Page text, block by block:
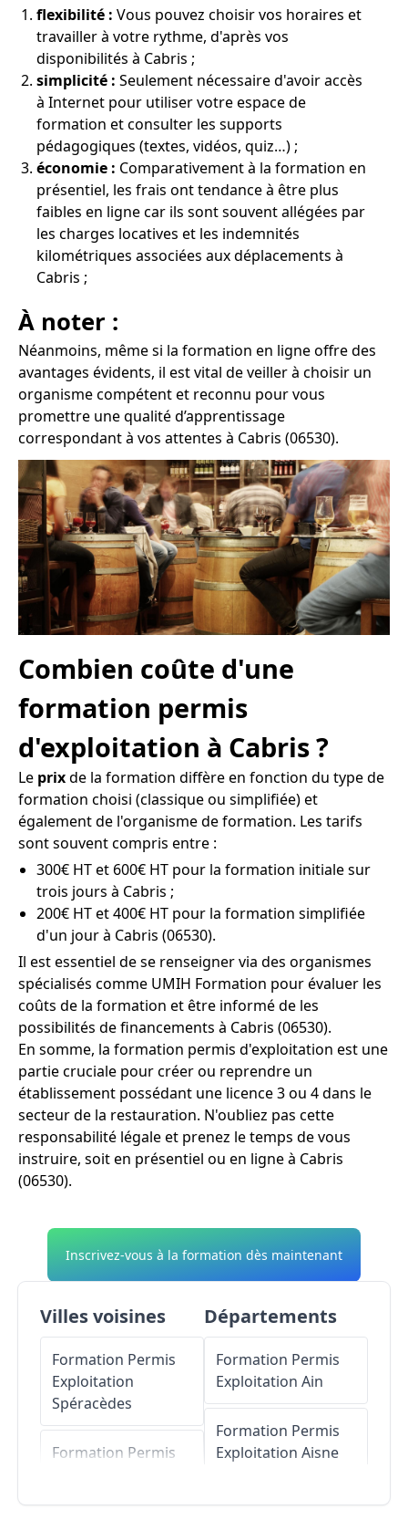
flexibilité : Vous pouvez choisir vos horaires et
travailler à votre rythme, d'après vos
disponibilités à Cabris ;
simplicité : Seulement nécessaire d'avoir accès
à Internet pour utiliser votre espace de
formation et consulter les supports
pédagogiques (textes, vidéos, quiz…) ;
économie : Comparativement à la formation en
présentiel, les frais ont tendance à être plus
faibles en ligne car ils sont souvent allégées par
les charges locatives et les indemnités
kilométriques associées aux déplacements à
Cabris ;
À noter :
Néanmoins, même si la formation en ligne offre des
avantages évidents, il est vital de veiller à choisir un
organisme compétent et reconnu pour vous
promettre une qualité d’apprentissage
correspondant à vos attentes à Cabris (06530).
Combien coûte d'une
formation permis
d'exploitation à Cabris ?
Le prixde la formation diffère en fonction du type de
formation choisi (classique ou simplifiée) et
également de l'organisme de formation. Les tarifs
sont souvent compris entre :
300€ HT et 600€ HT pour la formation initiale sur
trois jours à Cabris ;
200€ HT et 400€ HT pour la formation simplifiée
d'un jour à Cabris (06530).
Il est essentiel de se renseigner via des organismes
spécialisés comme UMIH Formation pour évaluer les
coûts de la formation et être informé de les
possibilités de financements à Cabris (06530).
En somme, la formation permis d'exploitation est une
partie cruciale pour créer ou reprendre un
établissement possédant une licence 3 ou 4 dans le
secteur de la restauration. N'oubliez pas cette
responsabilité légale et prenez le temps de vous
instruire, soit en présentiel ou en ligne à Cabris
(06530).
Inscrivez-vous à la formation dès maintenant
Villes voisines
Formation Permis
Exploitation
Spéracèdes
Formation Permis
Départements
Formation Permis
Exploitation Ain
Formation Permis
Exploitation Aisne
Formation Permis